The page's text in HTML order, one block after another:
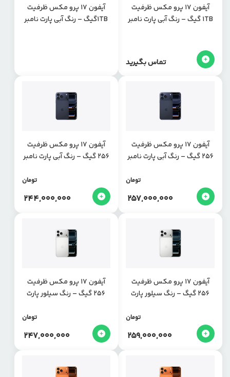
آیفون 17 پرو مکس ظرفیت
1TB گیگ – رنگ آبی پارت نامبر
تماس بگیرید
آیفون 17 پرو مکس ظرفیت
1TBگیگ – رنگ آبی پارت نامبر
آیفون 17 پرو مکس ظرفیت
256 گیگ – رنگ آبی پارت نامبر
257,000,000
تومان
آیفون 17 پرو مکس ظرفیت
256 گیگ – رنگ آبی پارت نامبر
244,000,000
تومان
آیفون 17 پرو مکس ظرفیت
256 گیگ – رنگ سیلور پارت
259,000,000
تومان
آیفون 17 پرو مکس ظرفیت
256 گیگ – رنگ سیلور پارت
247,000,000
تومان